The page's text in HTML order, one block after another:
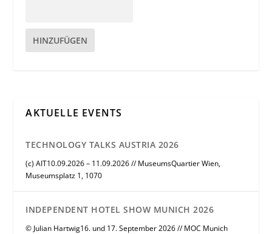
HINZUFÜGEN
AKTUELLE EVENTS
TECHNOLOGY TALKS AUSTRIA 2026
(c) AIT10.09.2026 – 11.09.2026 // MuseumsQuartier Wien,
Museumsplatz 1, 1070
INDEPENDENT HOTEL SHOW MUNICH 2026
© Julian Hartwig16. und 17. September 2026 // MOC Munich